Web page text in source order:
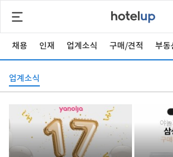
채용 인재 업계소식 구매/견적 부동
업계소식